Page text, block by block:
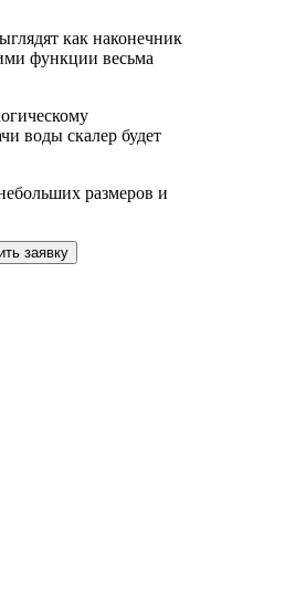
как наконечник
функции весьма
воды скалер будет
размеров и
заявку